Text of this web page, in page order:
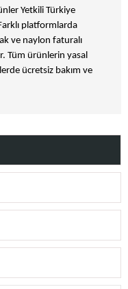
Yetkili Türkiye
platformlarda
ve naylon faturalı
Tüm ürünlerin yasal
ücretsiz bakım ve